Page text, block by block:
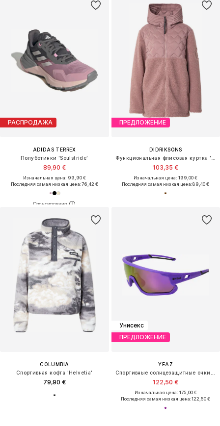
РАСПРОДАЖА
ADIDAS TERREX
Полуботинки 'Soulstride'
89,90 €
Изначальная цена: 99,90 €
Последняя самая низкая цена:76,42 €
ПРЕДЛОЖЕНИЕ
DIDRIKSONS
103,35 €
Изначальная цена: 199,00 €
Последняя самая низкая цена:89,40 €
COLUMBIA
Спортивная кофта 'Helvetia'
79,90 €
Унисекс
ПРЕДЛОЖЕНИЕ
YEAZ
122,50 €
Изначальная цена: 175,00 €
Последняя самая низкая цена:122,50 €